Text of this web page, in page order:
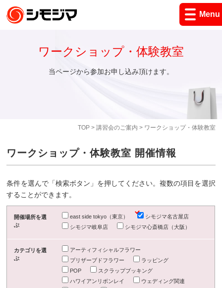
Menu
TOP> 講習会のご案内 > ワークショップ・体験教室
ワークショップ・体験教室
当ページから参加お申し込み頂けます。
ワークショップ・体験教室 開催情報
条件を選んで「検索ボタン」を押してください。複数の項目を選択
することができます。
開催場所を選
ぶ
east side tokyo（東京）
シモジマ名古屋店
シモジマ岐阜店
シモジマ心斎橋店（大阪）
カテゴリを選
ぶ
アーティフィシャルフラワー
プリザーブドフラワー
ラッピング
POP
スクラップブッキング
ハワイアンリボンレイ
ウェディング関連